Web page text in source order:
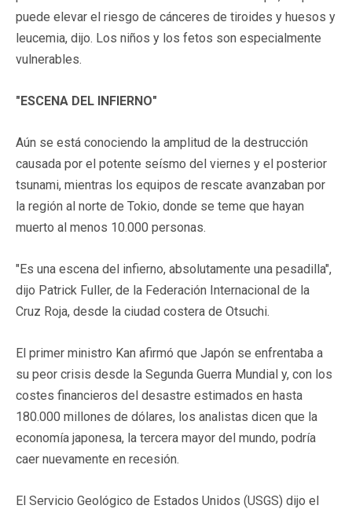
puede elevar el riesgo de cánceres de tiroides y huesos y
leucemia, dijo. Los niños y los fetos son especialmente
vulnerables.
"ESCENA DEL INFIERNO"
Aún se está conociendo la amplitud de la destrucción
causada por el potente seísmo del viernes y el posterior
tsunami, mientras los equipos de rescate avanzaban por
la región al norte de Tokio, donde se teme que hayan
muerto al menos 10.000 personas.
"Es una escena del infierno, absolutamente una pesadilla",
dijo Patrick Fuller, de la Federación Internacional de la
Cruz Roja, desde la ciudad costera de Otsuchi.
El primer ministro Kan afirmó que Japón se enfrentaba a
su peor crisis desde la Segunda Guerra Mundial y, con los
costes financieros del desastre estimados en hasta
180.000 millones de dólares, los analistas dicen que la
economía japonesa, la tercera mayor del mundo, podría
caer nuevamente en recesión.
El Servicio Geológico de Estados Unidos (USGS) dijo el